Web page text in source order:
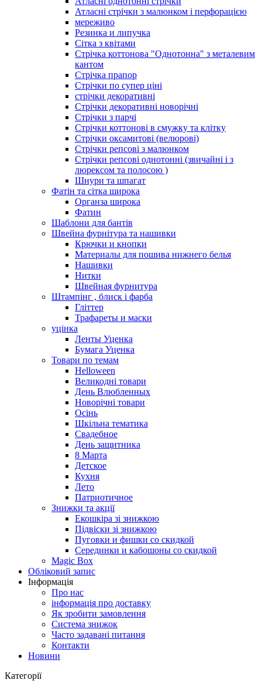
Атласні стрічки з малюнком і перфорацією
мереживо
Резинка и липучка
Сітка з квітами
Стрічка коттонова "Однотонна" з металевим
кантом
Стрічка прапор
Стрічки по супер ціні
стрічки декоративні
Стрічки декоративні новорічні
Стрічки з парчі
Стрічки коттонові в смужку та клітку
Стрічки оксамитові (велюрові)
Стрічки репсові з малюнком
Стрічки репсові однотонні (звичайні і з
люрексом та полосою )
Шнури та шпагат
Фатін та сітка широка
Органза широка
Фатин
Шаблони для бантів
Швейна фурнітура та нашивки
Крючки и кнопки
Материалы для пошива нижнего белья
Нашивки
Нитки
Швейная фурнитура
Штампінг , блиск і фарба
Гліттер
Трафареты и маски
уцінка
Ленты Уценка
Бумага Уценка
Товари по темам
Helloween
Великодні товари
День Влюбленных
Новорічні товари
Осінь
Шкільна тематика
Свадебное
День защитника
8 Марта
Детское
Кухня
Лето
Патриотичное
Знижки та акції
Екошкіра зі знижкою
Підвіски зі знижкою
Пуговки и фишки со скидкой
Серединки и кабошоны со скидкой
Magic Box
Обліковий запис
Інформація
Про нас
інформація про доставку
Як зробити замовлення
Система знижок
Часто задавані питання
Контакти
Новини
Категорії